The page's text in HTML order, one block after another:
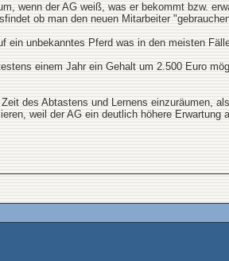
wenn der AG weiß, was er bekommt bzw.
ob man den neuen Mitarbeiter
unbekanntes Pferd was in den meisten
einem Jahr ein Gehalt um 2.500 Euro
des Abtastens und Lernens einzuräumen,
weil der AG ein deutlich höhere Erwartung